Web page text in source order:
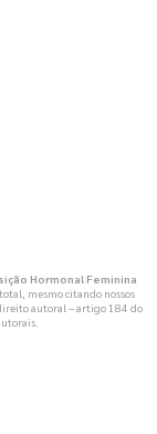
Hormonal Feminina
mesmo citando nossos
autoral – artigo 184 do